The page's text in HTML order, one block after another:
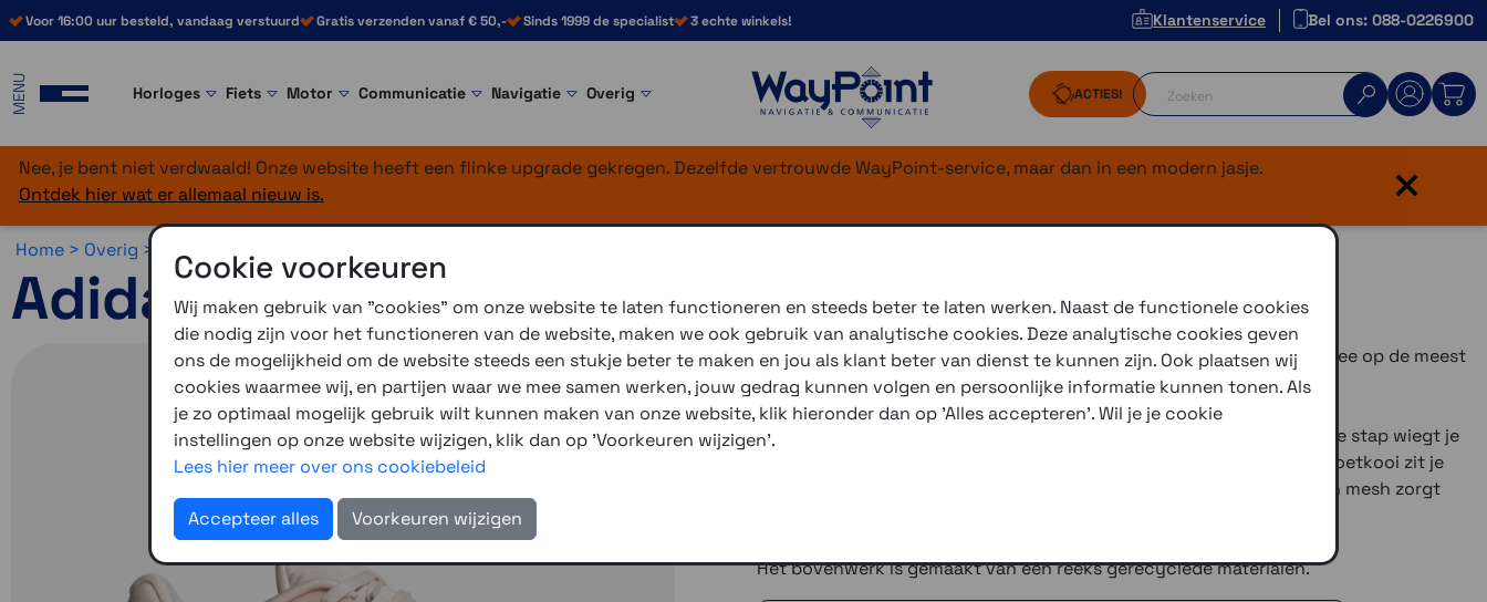
Voor 16:00 uur besteld, vandaag verstuurd Gratis verzenden vanaf € 50,- Sinds 1999 de specialist 3 echte winkels! Klantenservice Bel ons: 088-0226900
MENU Horloges Fiets Motor Communicatie Navigatie Overig ACTIES!
Nee, je bent niet verdwaald! Onze website heeft een flinke upgrade gekregen. Dezelfde vertrouwde WayPoint-service, maar dan in een modern jasje.
Ontdek hier wat er allemaal nieuw is.
×
Home > Overig >
Adidas Adistar 2 (maat 37 1/3)
De adidas Adistar 2neutrale hardloopschoen voor dames neemt je mee op de meest
comfortabele duurloop ooit.
Geniet van een dubbele laag van REPETITOR+ in de tussenzool. Bij elke stap wiegt je
hiel vooruit en geniet je van waanzinnige demping. Door de interne voetkooi zit je
voet stevig vast voor de perfecte ondersteuning. Het bovenwerk van mesh zorgt
Het bovenwerk is gemaakt van een reeks gerecyclede materialen.
Cookie voorkeuren
Wij maken gebruik van "cookies" om onze website te laten functioneren en steeds beter te laten werken. Naast de functionele cookies
die nodig zijn voor het functioneren van de website, maken we ook gebruik van analytische cookies. Deze analytische cookies geven
ons de mogelijkheid om de website steeds een stukje beter te maken en jou als klant beter van dienst te kunnen zijn. Ook plaatsen wij
cookies waarmee wij, en partijen waar we mee samen werken, jouw gedrag kunnen volgen en persoonlijke informatie kunnen tonen. Als
je zo optimaal mogelijk gebruik wilt kunnen maken van onze website, klik hieronder dan op 'Alles accepteren'. Wil je je cookie
instellingen op onze website wijzigen, klik dan op 'Voorkeuren wijzigen'.
Lees hier meer over ons cookiebeleid
Accepteer alles Voorkeuren wijzigen